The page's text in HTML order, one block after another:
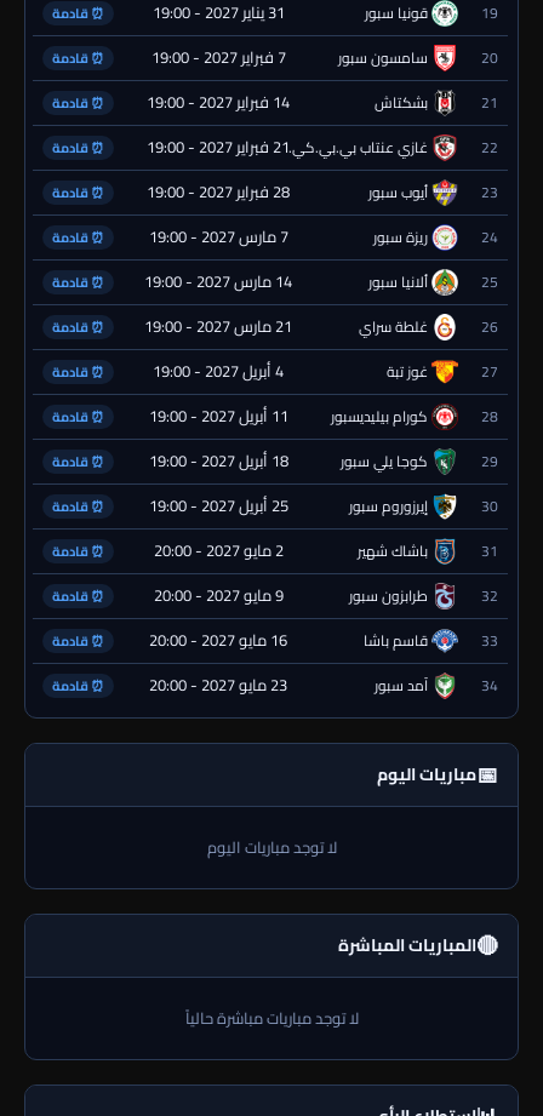
19 قونيا سبور 31 يناير 2027 - 19:00 ⏰ قادمة
20 سامسون سبور 7 فبراير 2027 - 19:00 ⏰ قادمة
21 بشكتاش 14 فبراير 2027 - 19:00 ⏰ قادمة
22 غازي عنتاب بي.بي.كي.21 فبراير 2027 - 19:00 ⏰ قادمة
23 أيوب سبور 28 فبراير 2027 - 19:00 ⏰ قادمة
24 ريزة سبور 7 مارس 2027 - 19:00 ⏰ قادمة
25 ألانيا سبور 14 مارس 2027 - 19:00 ⏰ قادمة
26 غلطة سراي 21 مارس 2027 - 19:00 ⏰ قادمة
27 غوز تبة 4 أبريل 2027 - 19:00 ⏰ قادمة
28 كورام بيليديسبور 11 أبريل 2027 - 19:00 ⏰ قادمة
29 كوجا يلي سبور 18 أبريل 2027 - 19:00 ⏰ قادمة
30 إيرزوروم سبور 25 أبريل 2027 - 19:00 ⏰ قادمة
31 باشاك شهير 2 مايو 2027 - 20:00 ⏰ قادمة
32 طرابزون سبور 9 مايو 2027 - 20:00 ⏰ قادمة
33 قاسم باشا 16 مايو 2027 - 20:00 ⏰ قادمة
34 آمد سبور 23 مايو 2027 - 20:00 ⏰ قادمة
📅مباريات اليوم
لا توجد مباريات اليوم
🔴المباريات المباشرة
لا توجد مباريات مباشرة حالياً